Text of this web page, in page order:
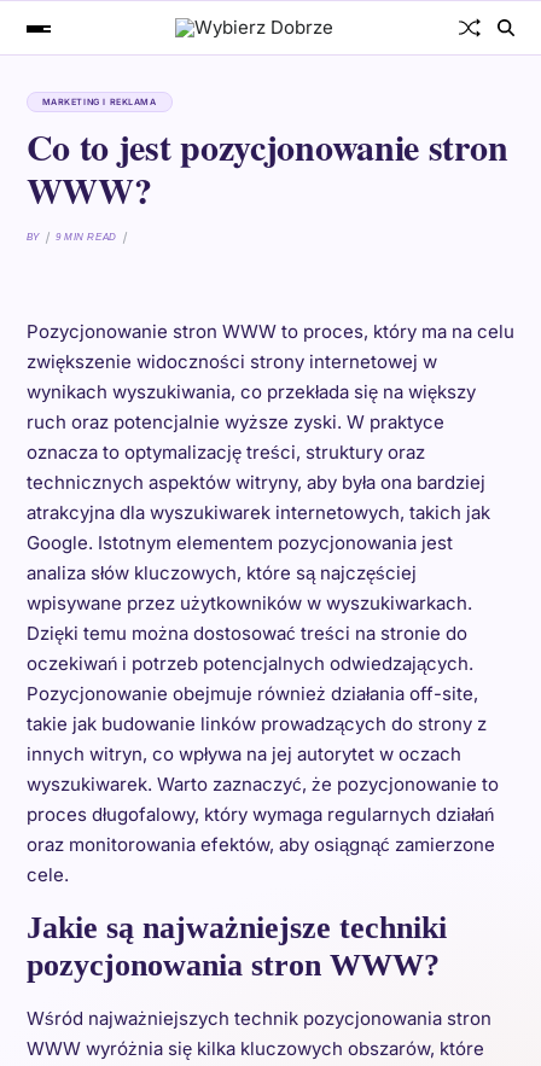
MARKETING I REKLAMA
Co to jest pozycjonowanie stron
WWW?
BY 9 MIN READ
Pozycjonowanie stron WWW to proces, który ma na celu
zwiększenie widoczności strony internetowej w
wynikach wyszukiwania, co przekłada się na większy
ruch oraz potencjalnie wyższe zyski. W praktyce
oznacza to optymalizację treści, struktury oraz
technicznych aspektów witryny, aby była ona bardziej
atrakcyjna dla wyszukiwarek internetowych, takich jak
Google. Istotnym elementem pozycjonowania jest
analiza słów kluczowych, które są najczęściej
wpisywane przez użytkowników w wyszukiwarkach.
Dzięki temu można dostosować treści na stronie do
oczekiwań i potrzeb potencjalnych odwiedzających.
Pozycjonowanie obejmuje również działania off-site,
takie jak budowanie linków prowadzących do strony z
innych witryn, co wpływa na jej autorytet w oczach
wyszukiwarek. Warto zaznaczyć, że pozycjonowanie to
proces długofalowy, który wymaga regularnych działań
oraz monitorowania efektów, aby osiągnąć zamierzone
cele.
Jakie są najważniejsze techniki
pozycjonowania stron WWW?
Wśród najważniejszych technik pozycjonowania stron
WWW wyróżnia się kilka kluczowych obszarów, które